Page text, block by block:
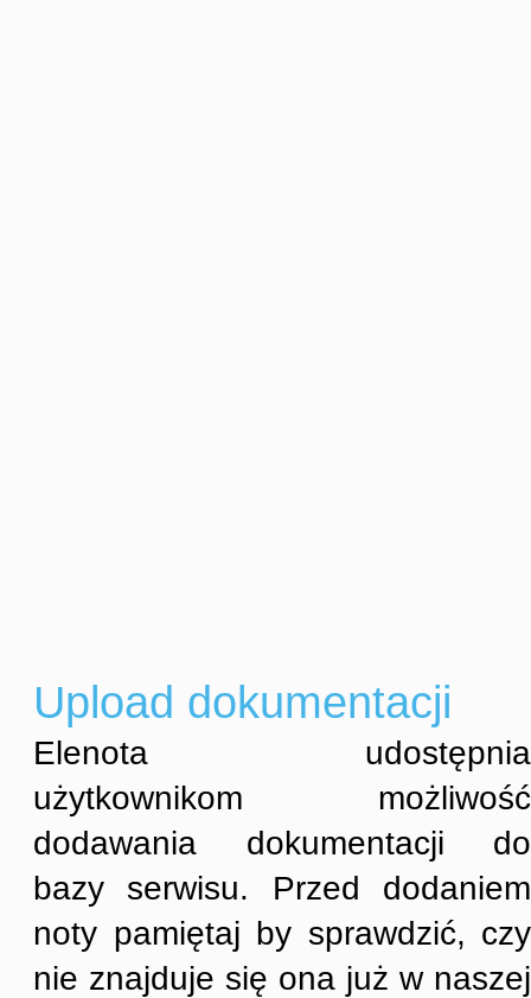
Upload dokumentacji
Elenota udostępnia
użytkownikom możliwość
dodawania dokumentacji do
bazy serwisu. Przed dodaniem
noty pamiętaj by sprawdzić, czy
nie znajduje się ona już w naszej